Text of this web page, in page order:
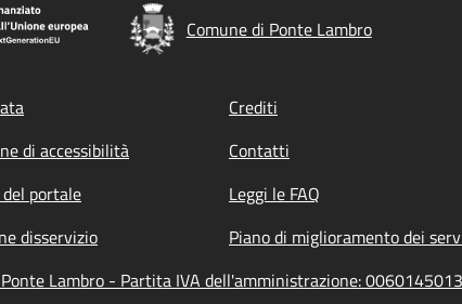
Comune di Ponte Lambro
menu Crediti
di accessibilità
Contatti
portale
Leggi le FAQ
disservizio
Piano di miglioramento dei
Lambro - Partita IVA dell'amministrazione: